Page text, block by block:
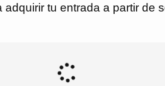
tu entrada a partir de